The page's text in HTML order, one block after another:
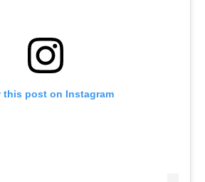
this post on Instagram